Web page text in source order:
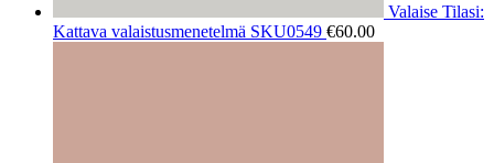
Valaise Tilasi:
Kattava valaistusmenetelmä SKU0549 €60.00